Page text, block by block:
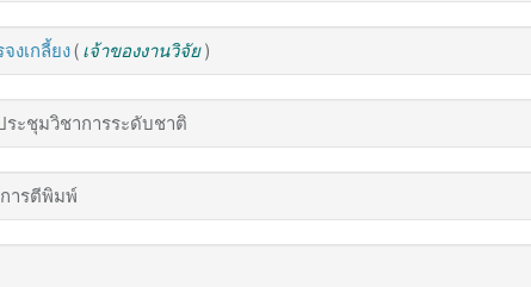
งเกลี้ยง( เจ้าของงานวิจัย)
ระชุมวิชาการระดับชาติ
ารตีพิมพ์